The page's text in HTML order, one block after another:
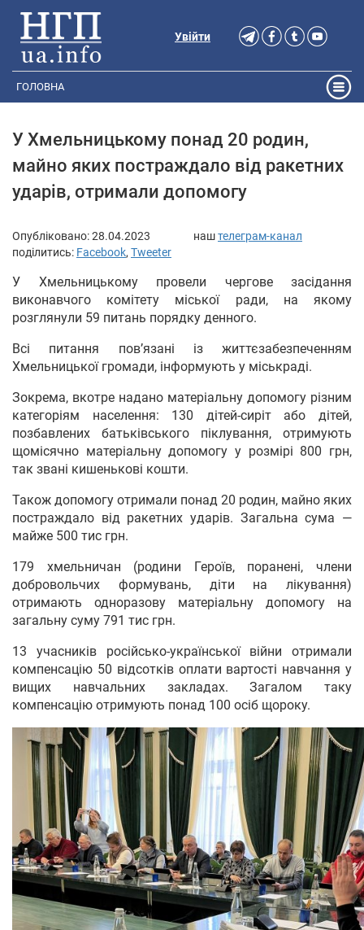
Увійти
ГОЛОВНА
У Хмельницькому понад 20 родин,
майно яких постраждало від ракетних
ударів, отримали допомогу
Опубліковано:28.04.2023 наштелеграм-канал
поділитись: Facebook, Tweeter
У Хмельницькому провели чергове засідання
виконавчого комітету міської ради, на якому
розглянули 59 питань порядку денного.
Всі питання пов’язані із життєзабезпеченням
Хмельницької громади, інформують у міськраді.
Зокрема, вкотре надано матеріальну допомогу різним
категоріям населення: 130 дітей-сиріт або дітей,
позбавлених батьківського піклування, отримують
щомісячно матеріальну допомогу у розмірі 800 грн,
так звані кишенькові кошти.
Також допомогу отримали понад 20 родин, майно яких
постраждало від ракетних ударів. Загальна сума —
майже 500 тис грн.
179 хмельничан (родини Героїв, поранені, члени
добровольчих формувань, діти на лікування)
отримають одноразову матеріальну допомогу на
загальну суму 791 тис грн.
13 учасників російсько-української війни отримали
компенсацію 50 відсотків оплати вартості навчання у
вищих навчальних закладах. Загалом таку
компенсацію отримують понад 100 осіб щороку.